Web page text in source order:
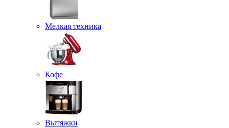
Мелкая техника
Кофе
Вытяжки